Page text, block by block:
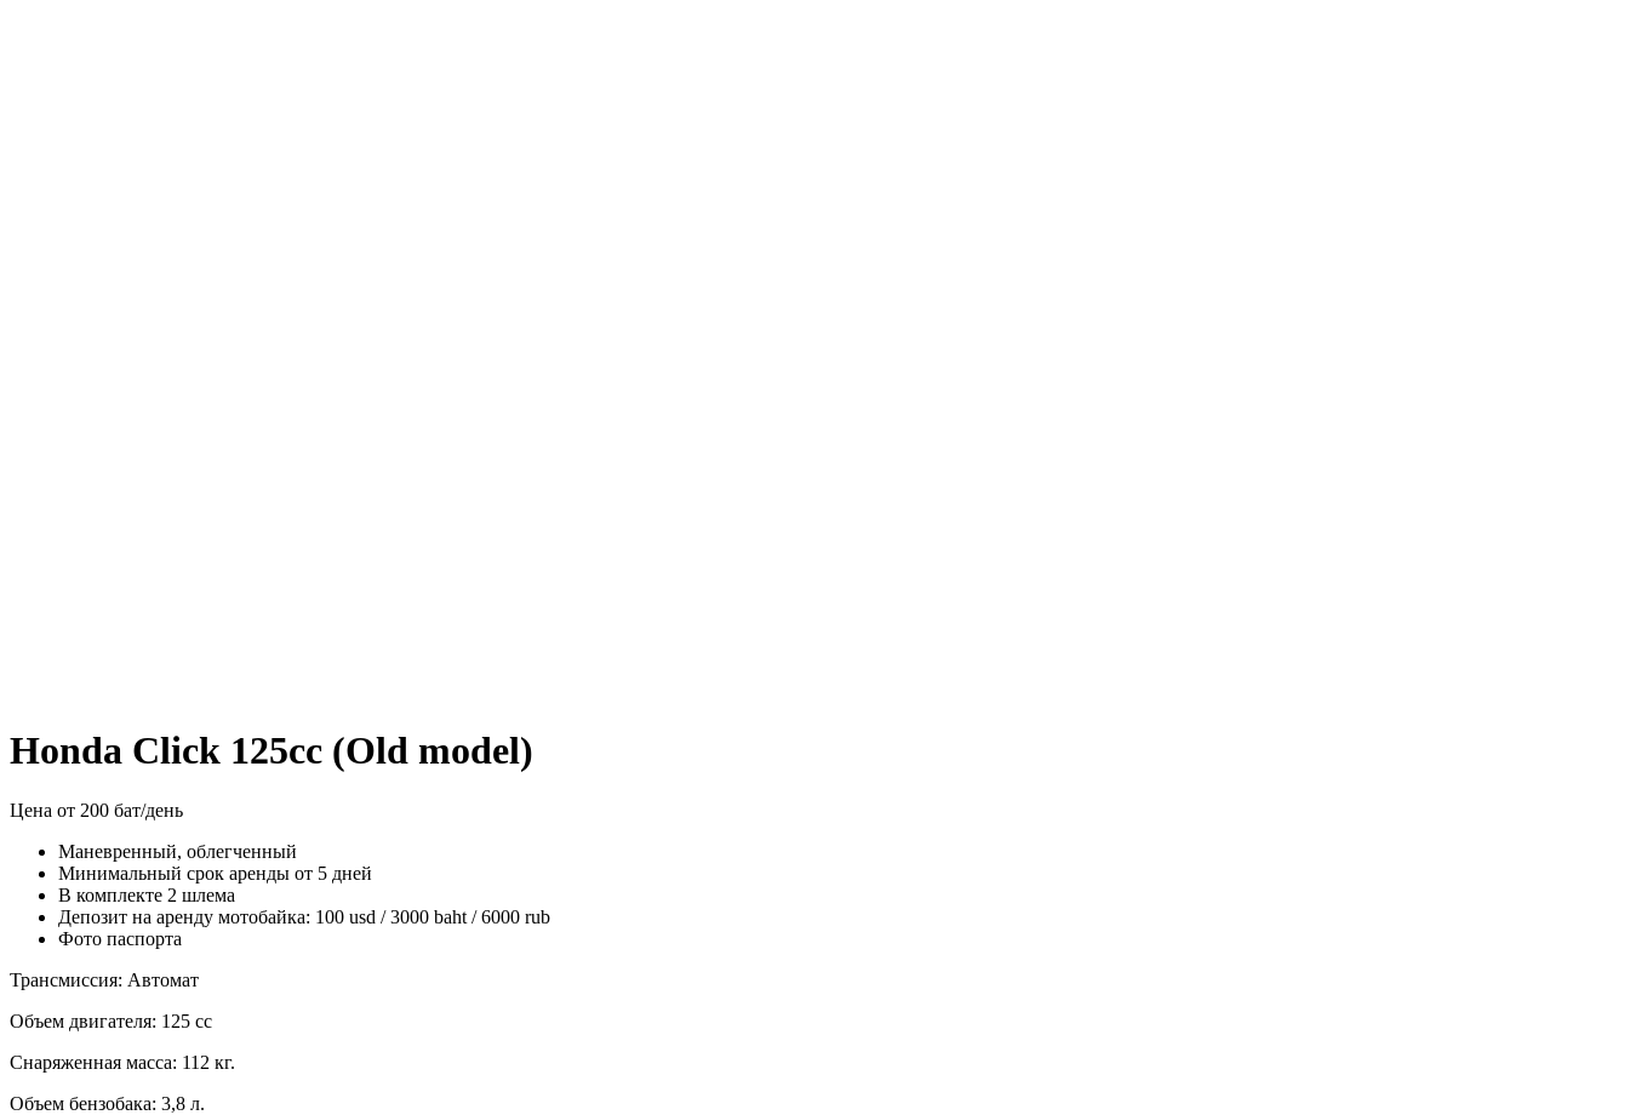
Honda Click 125cc (Old model)
Цена от 200 бат/день
Маневренный, облегченный
Минимальный срок аренды от 5 дней
В комплекте 2 шлема
Депозит на аренду мотобайка: 100 usd / 3000 baht / 6000 rub
Фото паспорта
Трансмиссия: Автомат
Объем двигателя: 125 сс
Снаряженная масса: 112 кг.
Объем бензобака: 3,8 л.